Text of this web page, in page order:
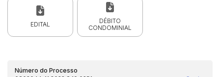
EDITAL
DÉBITO
CONDOMINIAL
Número do Processo